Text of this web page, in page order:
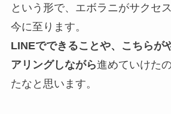
という形で、エボラニがサクセ
今に至ります。
LINEでできることや、こちらが
アリングしながら進めていけた
たなと思います。